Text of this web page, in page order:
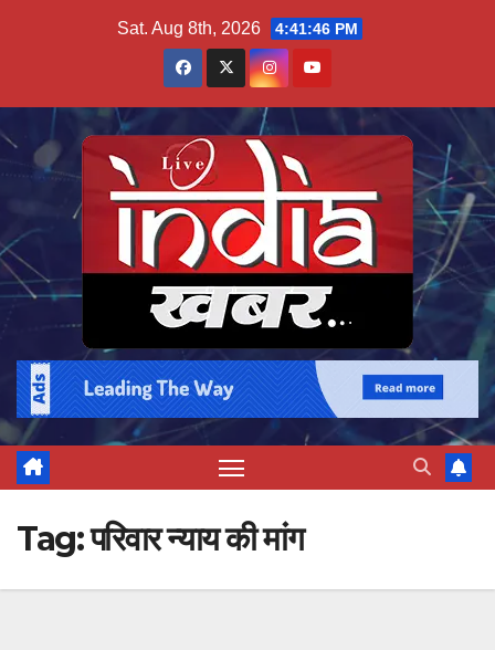
Sat. Aug 8th, 2026 4:41:47 PM
Tag:परिवार न्याय की मांग